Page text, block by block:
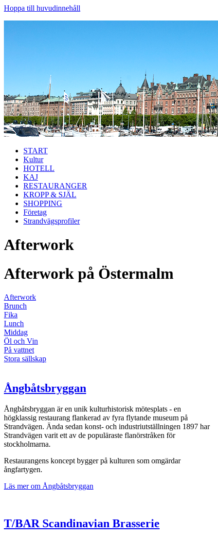
Hoppa till huvudinnehåll
START
Kultur
HOTELL
KAJ
RESTAURANGER
KROPP & SJÄL
SHOPPING
Företag
Strandvägsprofiler
Afterwork
Afterwork på Östermalm
Afterwork
Brunch
Fika
Lunch
Middag
Öl och Vin
På vattnet
Stora sällskap
Ångbåtsbryggan
Ångbåtsbryggan är en unik kulturhistorisk mötesplats - en
högklassig restaurang flankerad av fyra flytande museum på
Strandvägen. Ända sedan konst- och industriutställningen 1897 har
Strandvägen varit ett av de populäraste flanörstråken för
stockholmarna.
Restaurangens koncept bygger på kulturen som omgärdar
ångfartygen.
Läs mer om Ångbåtsbryggan
T/BAR Scandinavian Brasserie